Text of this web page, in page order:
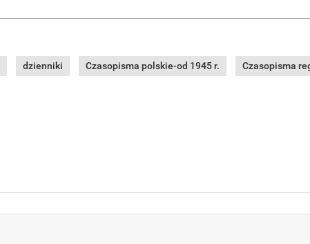
dzienniki Czasopisma polskie-od 1945 r. Czasopisma